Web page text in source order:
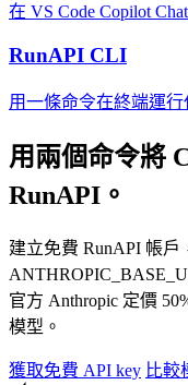
在 VS Code Copilot
RunAPI CLI
用一條命令在終端運行
用兩個命令將
RunAPI。
建立免費 RunAPI 帳戶
官方 Anthropic 定價
模型。
獲取免費 API key 比較